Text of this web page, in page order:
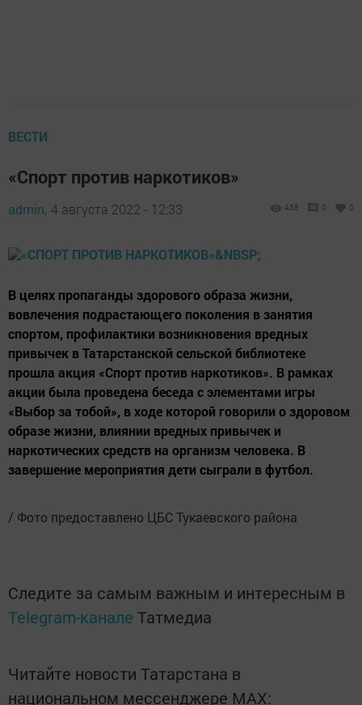
ВЕСТИ
«Спорт против наркотиков»
admin, 4 августа 2022 - 12:33 458 0 0
В целях пропаганды здорового образа жизни,
вовлечения подрастающего поколения в занятия
спортом, профилактики возникновения вредных
привычек в Татарстанской сельской библиотеке
прошла акция «Спорт против наркотиков». В рамках
акции была проведена беседа с элементами игры
«Выбор за тобой», в ходе которой говорили о здоровом
образе жизни, влиянии вредных привычек и
наркотических средств на организм человека. В
завершение мероприятия дети сыграли в футбол.
/ Фото предоставлено ЦБС Тукаевского района
Следите за самым важным и интересным в
Telegram-канале Татмедиа
Читайте новости Татарстана в
национальном мессенджере MАХ: